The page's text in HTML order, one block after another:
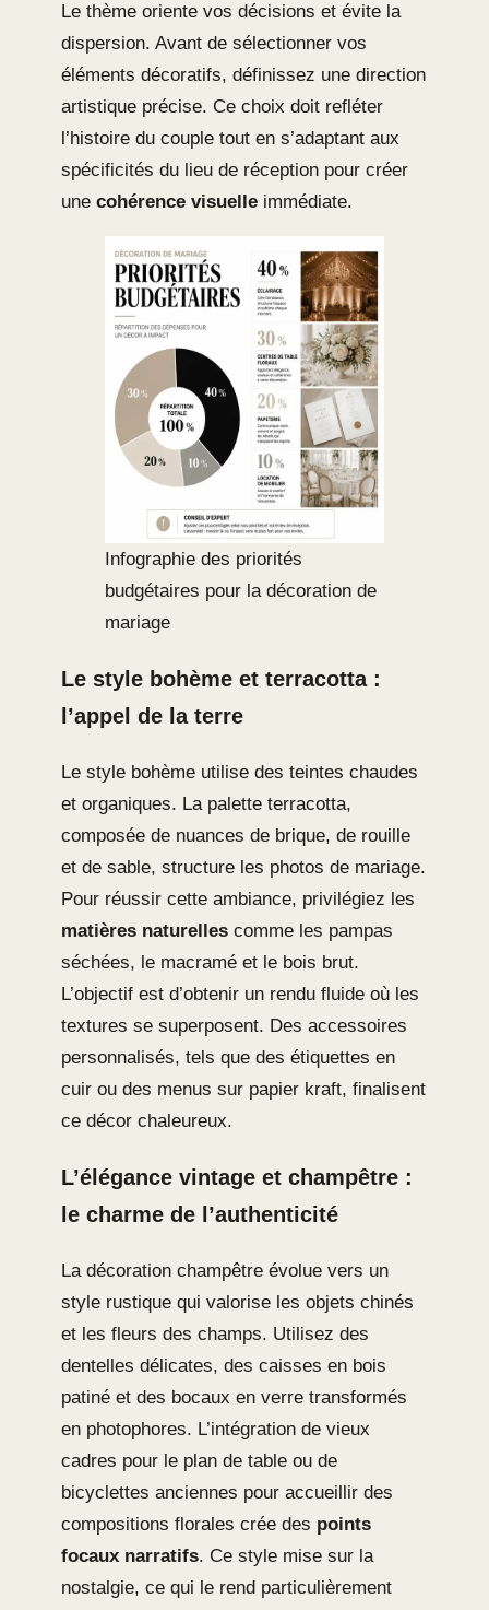
Le thème oriente vos décisions et évite la
dispersion. Avant de sélectionner vos
éléments décoratifs, définissez une direction
artistique précise. Ce choix doit refléter
l’histoire du couple tout en s’adaptant aux
spécificités du lieu de réception pour créer
une cohérence visuelle immédiate.
Infographie des priorités
budgétaires pour la décoration de
mariage
Le style bohème et terracotta :
l’appel de la terre
Le style bohème utilise des teintes chaudes
et organiques. La palette terracotta,
composée de nuances de brique, de rouille
et de sable, structure les photos de mariage.
Pour réussir cette ambiance, privilégiez les
matières naturelles comme les pampas
séchées, le macramé et le bois brut.
L’objectif est d’obtenir un rendu fluide où les
textures se superposent. Des accessoires
personnalisés, tels que des étiquettes en
cuir ou des menus sur papier kraft, finalisent
ce décor chaleureux.
L’élégance vintage et champêtre :
le charme de l’authenticité
La décoration champêtre évolue vers un
style rustique qui valorise les objets chinés
et les fleurs des champs. Utilisez des
dentelles délicates, des caisses en bois
patiné et des bocaux en verre transformés
en photophores. L’intégration de vieux
cadres pour le plan de table ou de
bicyclettes anciennes pour accueillir des
compositions florales crée des points
focaux narratifs. Ce style mise sur la
nostalgie, ce qui le rend particulièrement